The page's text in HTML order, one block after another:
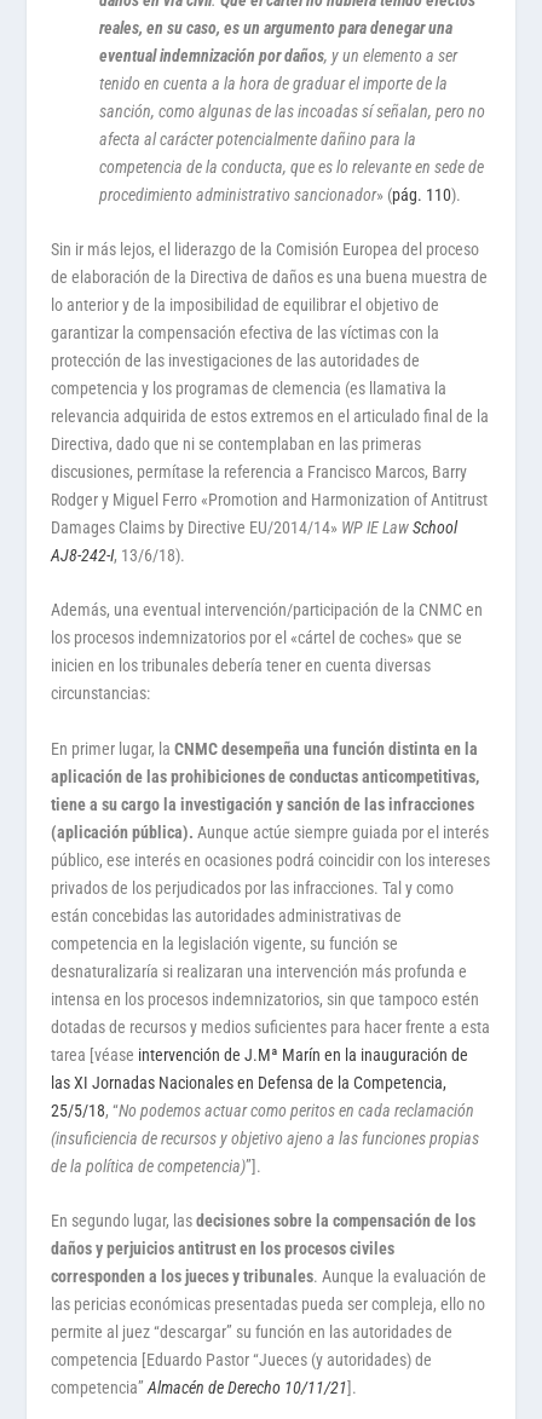
reales, en su caso, es un argumento para denegar una
eventual indemnización por daños, y un elemento a ser
tenido en cuenta a la hora de graduar el importe de la
sanción, como algunas de las incoadas sí señalan, pero no
afecta al carácter potencialmente dañino para la
competencia de la conducta, que es lo relevante en sede de
procedimiento administrativo sancionador» (pág. 110).
Sin ir más lejos, el liderazgo de la Comisión Europea del proceso
de elaboración de la Directiva de daños es una buena muestra de
lo anterior y de la imposibilidad de equilibrar el objetivo de
garantizar la compensación efectiva de las víctimas con la
protección de las investigaciones de las autoridades de
competencia y los programas de clemencia (es llamativa la
relevancia adquirida de estos extremos en el articulado final de la
Directiva, dado que ni se contemplaban en las primeras
discusiones, permítase la referencia a Francisco Marcos, Barry
Rodger y Miguel Ferro «Promotion and Harmonization of Antitrust
Damages Claims by Directive EU/2014/14» WP IE LawSchool
AJ8-242-I, 13/6/18).
Además, una eventual intervención/participación de la CNMC en
los procesos indemnizatorios por el «cártel de coches» que se
inicien en los tribunales debería tener en cuenta diversas
circunstancias:
En primer lugar, laCNMC desempeña una función distinta en la
aplicación de las prohibiciones de conductas anticompetitivas,
tiene a su cargo la investigación y sanción de las infracciones
(aplicación pública). Aunque actúe siempre guiada por el interés
público, ese interés en ocasiones podrá coincidir con los intereses
privados de los perjudicados por las infracciones. Tal y como
están concebidas las autoridades administrativas de
competencia en la legislación vigente, su función se
desnaturalizaría si realizaran una intervención más profunda e
intensa en los procesos indemnizatorios, sin que tampoco estén
dotadas de recursos y medios suficientes para hacer frente a esta
tarea [véase intervención de J.Mª Marín en la inauguración de
las XI Jornadas Nacionales en Defensa de la Competencia,
25/5/18, “No podemos actuar como peritos en cada reclamación
(insuficiencia de recursos y objetivo ajeno a las funciones propias
de la política de competencia)”].
En segundo lugar, lasdecisiones sobre la compensación de los
daños y perjuicios antitrust en los procesos civiles
corresponden a los jueces y tribunales. Aunque la evaluación de
las pericias económicas presentadas pueda ser compleja, ello no
permite al juez “descargar” su función en las autoridades de
competencia [Eduardo Pastor “Jueces (y autoridades) de
competencia”Almacén de Derecho 10/11/21].